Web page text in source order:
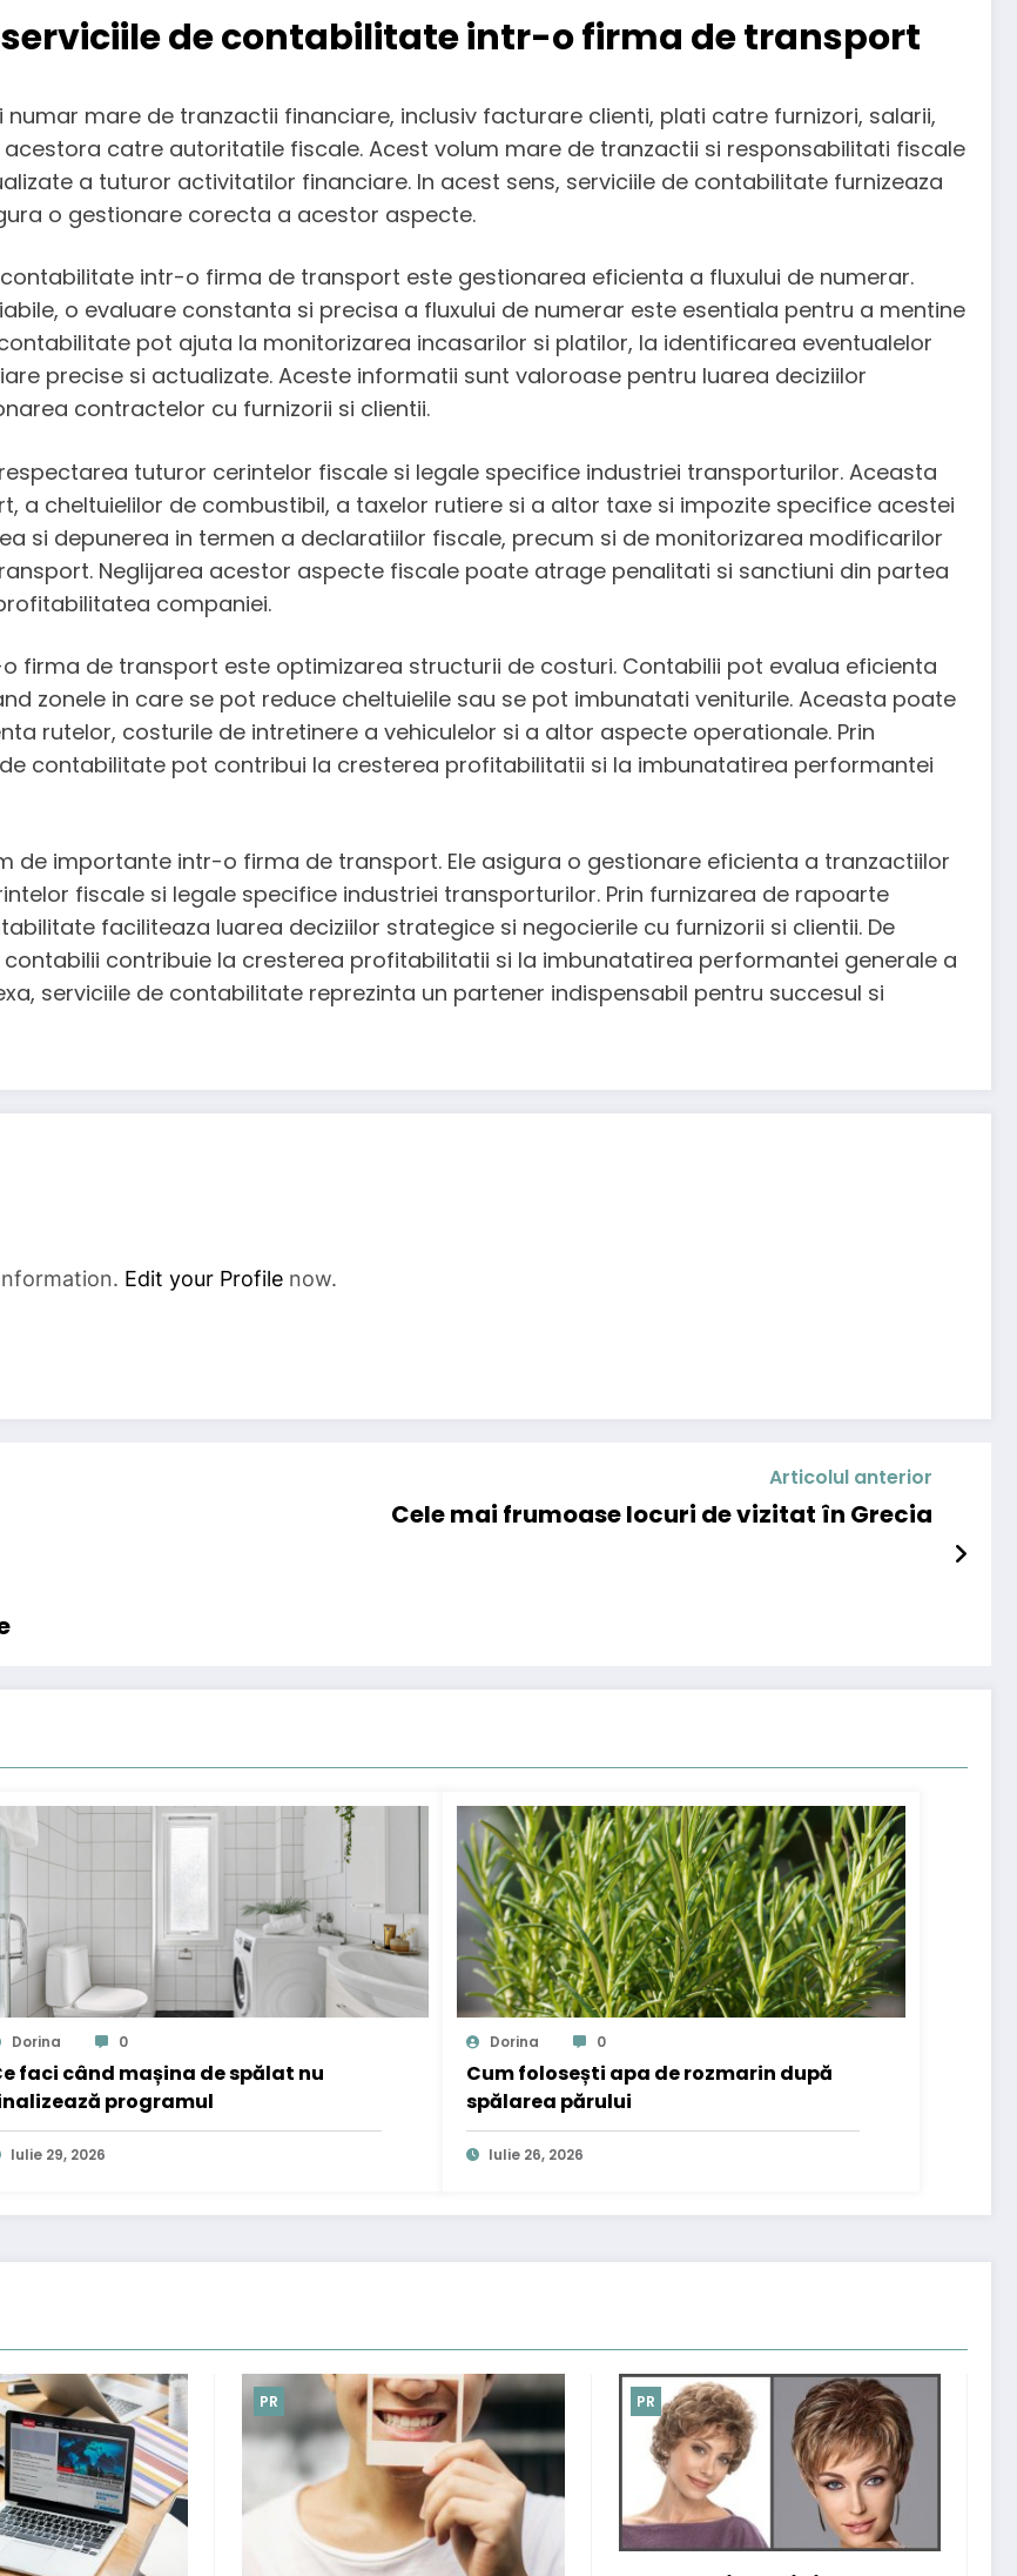
de contabilitate intr-o firma de transport
mare de tranzactii financiare, inclusiv facturare clienti, plati catre furnizori, salarii,
catre autoritatile fiscale. Acest volum mare de tranzactii si responsabilitati fiscale
a tuturor activitatilor financiare. In acest sens, serviciile de contabilitate furnizeaza
o gestionare corecta a acestor aspecte.
intr-o firma de transport este gestionarea eficienta a fluxului de numerar.
o evaluare constanta si precisa a fluxului de numerar este esentiala pentru a mentine
pot ajuta la monitorizarea incasarilor si platilor, la identificarea eventualelor
precise si actualizate. Aceste informatii sunt valoroase pentru luarea deciziilor
contractelor cu furnizorii si clientii.
tuturor cerintelor fiscale si legale specifice industriei transporturilor. Aceasta
a cheltuielilor de combustibil, a taxelor rutiere si a altor taxe si impozite specifice acestei
si depunerea in termen a declaratiilor fiscale, precum si de monitorizarea modificarilor
Neglijarea acestor aspecte fiscale poate atrage penalitati si sanctiuni din partea
companiei.
firma de transport este optimizarea structurii de costuri. Contabilii pot evalua eficienta
zonele in care se pot reduce cheltuielile sau se pot imbunatati veniturile. Aceasta poate
rutelor, costurile de intretinere a vehiculelor si a altor aspecte operationale. Prin
contabilitate pot contribui la cresterea profitabilitatii si la imbunatatirea performantei
de importante intr-o firma de transport. Ele asigura o gestionare eficienta a tranzactiilor
fiscale si legale specifice industriei transporturilor. Prin furnizarea de rapoarte
faciliteaza luarea deciziilor strategice si negocierile cu furnizorii si clientii. De
contribuie la cresterea profitabilitatii si la imbunatatirea performantei generale a
serviciile de contabilitate reprezinta un partener indispensabil pentru succesul si
Edit your Profile now.
Articolul anterior
Cele mai frumoase locuri de vizitat în Grecia
Dorina 0
faci când mașina de spălat nu
programul
Iulie 29, 2026
Dorina 0
Cum folosești apa de rozmarin după
spălarea părului
Iulie 26, 2026
PR PR